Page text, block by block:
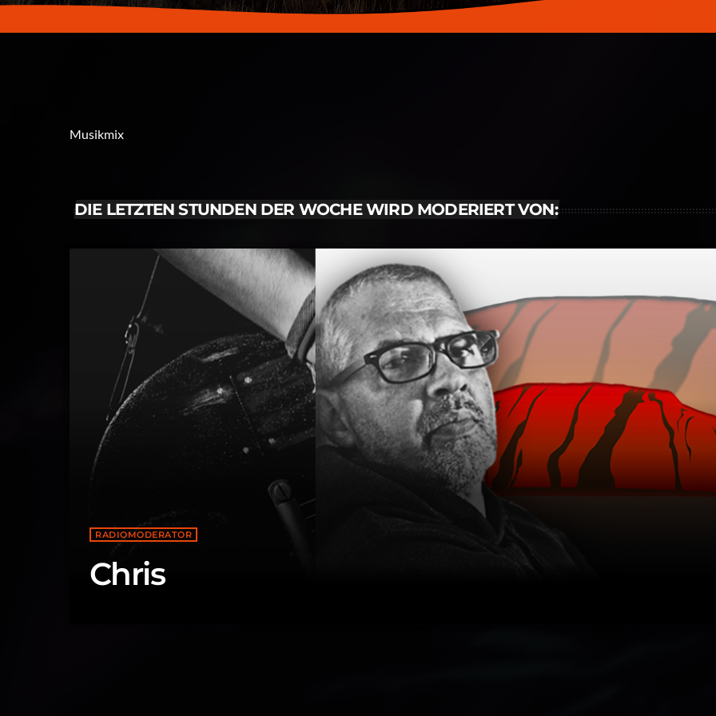
Musikmix
DIE LETZTEN STUNDEN DER WOCHE WIRD MODERIERT VON:
RADIOMODERATOR
Chris